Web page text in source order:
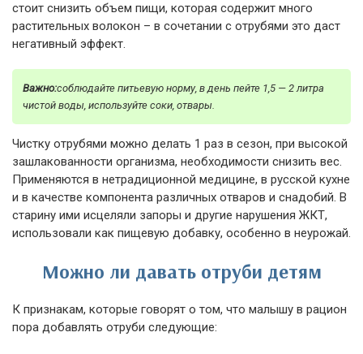
стоит снизить объем пищи, которая содержит много
растительных волокон – в сочетании с отрубями это даст
негативный эффект.
Важно:соблюдайте питьевую норму, в день пейте 1,5 — 2 литра
чистой воды, используйте соки, отвары.
Чистку отрубями можно делать 1 раз в сезон, при высокой
зашлакованности организма, необходимости снизить вес.
Применяются в нетрадиционной медицине, в русской кухне
и в качестве компонента различных отваров и снадобий. В
старину ими исцеляли запоры и другие нарушения ЖКТ,
использовали как пищевую добавку, особенно в неурожай.
Можно ли давать отруби детям
К признакам, которые говорят о том, что малышу в рацион
пора добавлять отруби следующие: